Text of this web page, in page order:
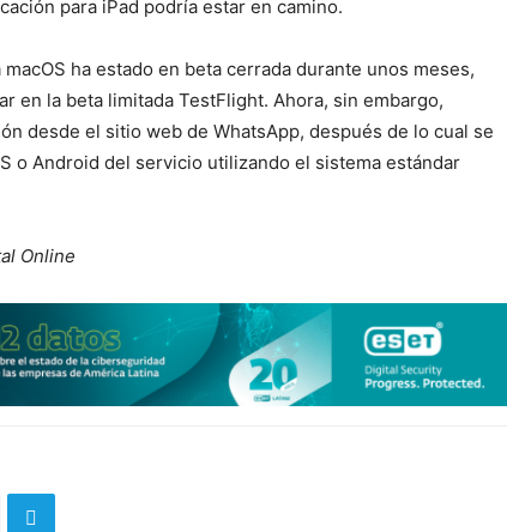
para iPad podría estar en camino.
ha estado en beta cerrada durante unos meses,
en la beta limitada TestFlight. Ahora, sin embargo,
desde el sitio web de WhatsApp, después de lo cual se
o Android del servicio utilizando el sistema estándar
Online